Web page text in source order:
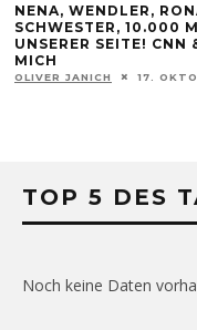
NENA, WENDLER,
SCHWESTER, 10.000
UNSERER SEITE! CNN
MICH
OLIVER JANICH 17.
TOP 5 DES
Noch keine Daten